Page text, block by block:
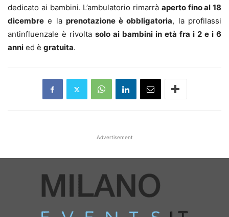
dedicato ai bambini. L’ambulatorio rimarrà aperto fino al 18
dicembre e la prenotazione è obbligatoria, la profilassi
antinfluenzale è rivolta solo ai bambini in età fra i 2 e i 6
anni ed è gratuita.
Advertisement